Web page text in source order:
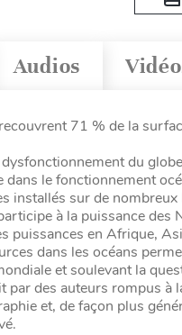
Audios
71 % de la
du
dans le fonctionnement
installés sur de
à la puissance des
puissances en Afrique,
dans les océans
et soulevant la
par des auteurs rompus
et, de façon plus